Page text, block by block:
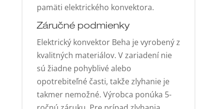
pamäti elektrického konvektora.
Záručné podmienky
Elektrický konvektor Beha je vyrobený z
kvalitných materiálov. V zariadení nie
sú žiadne pohyblivé alebo
opotrebiteľné časti, takže zlyhanie je
takmer nemožné. Výrobca ponúka 5-